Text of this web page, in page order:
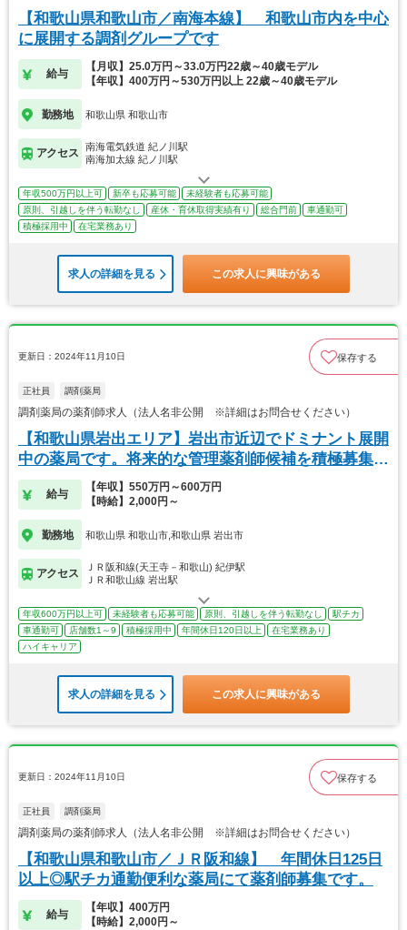
【和歌山県和歌山市／南海本線】 和歌山市内を中心
に展開する調剤グループです
給与
【月収】25.0万円～33.0万円22歳～40歳モデル
【年収】400万円～530万円以上 22歳～40歳モデル
勤務地 和歌山県 和歌山市
アクセス
南海電気鉄道 紀ノ川駅
南海加太線 紀ノ川駅
年収500万円以上可 新卒も応募可能
未経験者も応募可能
原則、引越しを伴う転勤なし
産休・育休取得実績有り 総合門前
車通勤可
積極採用中
在宅業務あり
求人の詳細を見る この求人に興味がある
更新日：2024年11月10日 保存する
正社員 調剤薬局
調剤薬局の薬剤師求人（法人名非公開 ※詳細はお問合せください）
【和歌山県岩出エリア】岩出市近辺でドミナント展開
中の薬局です。将来的な管理薬剤師候補を積極募集
中！
給与
【年収】550万円～600万円
【時給】2,000円～
勤務地 和歌山県 和歌山市,和歌山県 岩出市
アクセス
ＪＲ阪和線(天王寺－和歌山) 紀伊駅
ＪＲ和歌山線 岩出駅
年収600万円以上可 未経験者も応募可能 原則、引越しを伴う転勤なし
駅チカ
車通勤可
店舗数1～9 積極採用中 年間休日120日以上
在宅業務あり
ハイキャリア
求人の詳細を見る この求人に興味がある
更新日：2024年11月10日 保存する
正社員 調剤薬局
調剤薬局の薬剤師求人（法人名非公開 ※詳細はお問合せください）
【和歌山県和歌山市／ＪＲ阪和線】 年間休日125日
以上◎駅チカ通勤便利な薬局にて薬剤師募集です。
給与
【年収】400万円
【時給】2,000円～